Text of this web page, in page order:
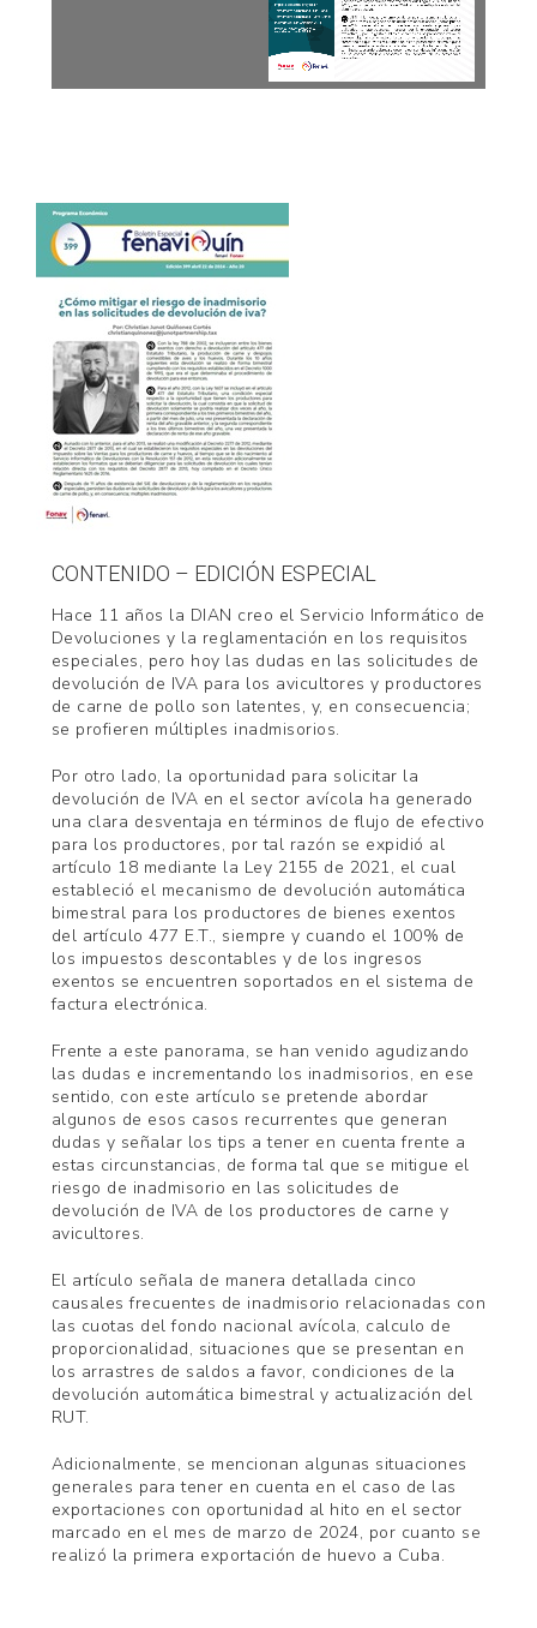
CONTENIDO – EDICIÓN ESPECIAL
Hace 11 años la DIAN creo el Servicio Informático de
Devoluciones y la reglamentación en los requisitos
especiales, pero hoy las dudas en las solicitudes de
devolución de IVA para los avicultores y productores
de carne de pollo son latentes, y, en consecuencia;
se profieren múltiples inadmisorios.
Por otro lado, la oportunidad para solicitar la
devolución de IVA en el sector avícola ha generado
una clara desventaja en términos de flujo de efectivo
para los productores, por tal razón se expidió al
artículo 18 mediante la Ley 2155 de 2021, el cual
estableció el mecanismo de devolución automática
bimestral para los productores de bienes exentos
del artículo 477 E.T., siempre y cuando el 100% de
los impuestos descontables y de los ingresos
exentos se encuentren soportados en el sistema de
factura electrónica.
Frente a este panorama, se han venido agudizando
las dudas e incrementando los inadmisorios, en ese
sentido, con este artículo se pretende abordar
algunos de esos casos recurrentes que generan
dudas y señalar los tips a tener en cuenta frente a
estas circunstancias, de forma tal que se mitigue el
riesgo de inadmisorio en las solicitudes de
devolución de IVA de los productores de carne y
avicultores.
El artículo señala de manera detallada cinco
causales frecuentes de inadmisorio relacionadas con
las cuotas del fondo nacional avícola, calculo de
proporcionalidad, situaciones que se presentan en
los arrastres de saldos a favor, condiciones de la
devolución automática bimestral y actualización del
RUT.
Adicionalmente, se mencionan algunas situaciones
generales para tener en cuenta en el caso de las
exportaciones con oportunidad al hito en el sector
marcado en el mes de marzo de 2024, por cuanto se
realizó la primera exportación de huevo a Cuba.